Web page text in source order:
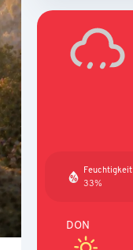
Feuchtigkeit
33%
DON